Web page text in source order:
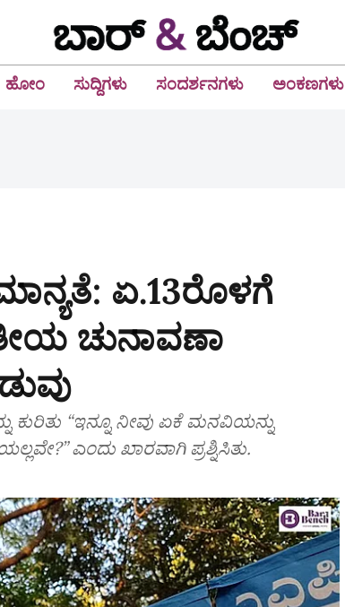
ಹೋಂ ಸುದ್ದಿಗಳು ಸಂದರ್ಶನಗಳು ಅಂಕಣಗಳು
ಏ.13ರೊಳಗೆ
ಚುನಾವಣಾ
“ಇನ್ನೂ ನೀವು ಏಕೆ ಮನವಿಯನ್ನು
ಎಂದು ಖಾರವಾಗಿ ಪ್ರಶ್ನಿಸಿತು.